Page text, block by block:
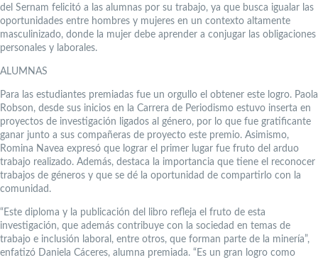
del Sernam felicitó a las alumnas por su trabajo, ya que busca igualar las
oportunidades entre hombres y mujeres en un contexto altamente
masculinizado, donde la mujer debe aprender a conjugar las obligaciones
personales y laborales.
ALUMNAS
Para las estudiantes premiadas fue un orgullo el obtener este logro. Paola
Robson, desde sus inicios en la Carrera de Periodismo estuvo inserta en
proyectos de investigación ligados al género, por lo que fue gratificante
ganar junto a sus compañeras de proyecto este premio. Asimismo,
Romina Navea expresó que lograr el primer lugar fue fruto del arduo
trabajo realizado. Además, destaca la importancia que tiene el reconocer
trabajos de géneros y que se dé la oportunidad de compartirlo con la
comunidad.
“Este diploma y la publicación del libro refleja el fruto de esta
investigación, que además contribuye con la sociedad en temas de
trabajo e inclusión laboral, entre otros, que forman parte de la minería”,
enfatizó Daniela Cáceres, alumna premiada. “Es un gran logro como